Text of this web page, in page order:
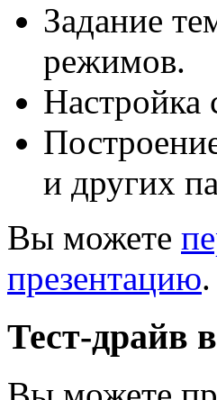
Задание
режимов.
Настройка
и других
Вы можете
презентацию.
Тест-драйв